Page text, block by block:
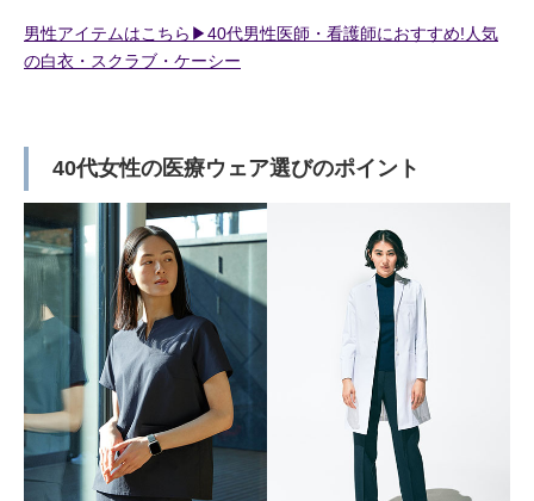
男性アイテムはこちら▶︎40代男性医師・看護師におすすめ!人気
の白衣・スクラブ・ケーシー
40代女性の医療ウェア選びのポイント